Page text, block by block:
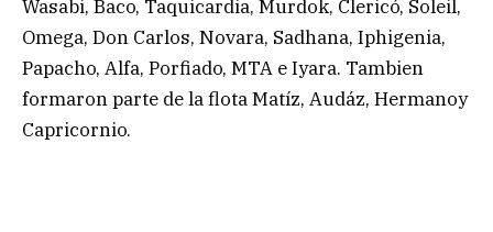
Wasabi, Baco, Taquicardia, Murdok, Clericó, Soleil,
Omega, Don Carlos, Novara, Sadhana, Iphigenia,
Papacho, Alfa, Porfiado, MTA e Iyara. Tambien
formaron parte de la flota Matíz, Audáz, Hermanoy
Capricornio.